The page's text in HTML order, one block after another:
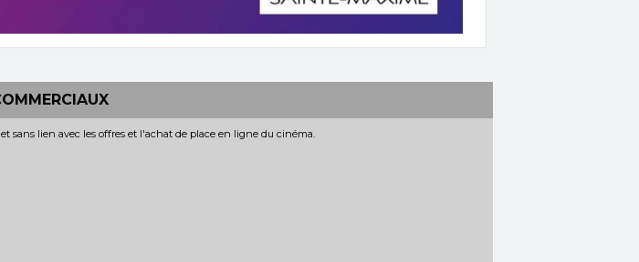
sans lien avec les offres et l'achat de place en ligne du cinéma.